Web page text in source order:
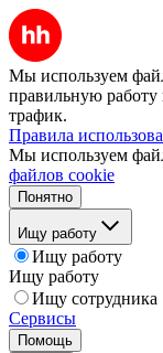
Мы используем
правильную работу
трафик.
Правила
Мы используем
файлов cookie
Понятно
Ищу работу
Ищу работу
Ищу работу
Ищу сотрудника
Сервисы
Помощь